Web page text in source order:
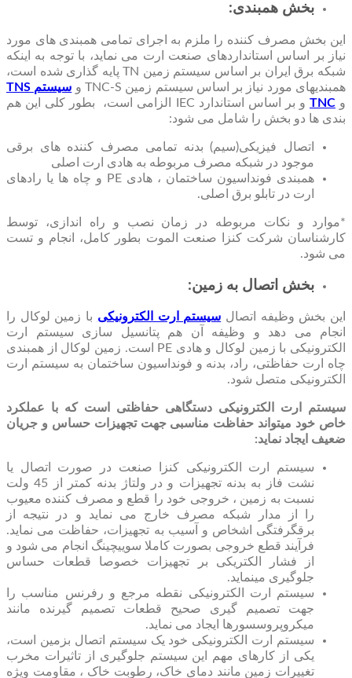
بخش همبندی:
این بخش مصرف کننده را ملزم به اجرای تمامی همبندی‏ های مورد
نیاز بر اساس استانداردهای صنعت ارت می ‏نماید، با توجه به اینکه
شبکه برق ایران بر اساس سیستم زمین TN پایه‏ گذاری شده است،
همبندی‏های مورد نیاز بر اساس سیستم زمین TNC-S و
سیستم TNS
وTNC
و بر اساس استاندارد IEC الزامی است، بطور کلی این هم‏
بندی ها دو بخش را شامل می شود:
اتصال فیزیکی(سیم) بدنه تمامی مصرف کننده‏ های برقی
موجود در شبکه مصرف مربوطه به هادی ارت اصلی
همبندی فونداسیون ساختمان ، هادی PE و چاه ‏ها یا رادهای
ارت در تابلو برق اصلی.
*موارد و نکات مربوطه در زمان نصب و راه اندازی، توسط
کارشناسان شرکت کنزا صنعت الموت بطور کامل، انجام و تست
می ‏شود.
بخش اتصال به زمین:
این بخش وظیفه اتصال سیستم ارت الکترونیکی با زمین لوکال را
انجام می ‏دهد و وظیفه آن هم پتانسیل سازی سیستم ارت
الکترونیکی با زمین لوکال و هادی PE است. زمین لوکال از همبندی
چاه ارت حفاظتی، راد، بدنه و فونداسیون ساختمان به سیستم ارت
الکترونیکی متصل شود.
سیستم ارت الکترونیکی دستگاهی حفاظتی است که با عملکرد
خاص خود می‏تواند حفاظت مناسبی جهت تجهیزات حساس و جریان
ضعیف ایجاد نماید:
سیستم ارت الکترونیکی کنزا صنعت در صورت اتصال یا
نشت فاز به بدنه تجهیزات و در ولتاژ بدنه کمتر از 45 ولت
نسبت به زمین ، خروجی خود را قطع و مصرف کننده معیوب
را از مدار شبکه مصرف خارج می نماید و در نتیجه از
برقگرفتگی اشخاص و آسیب به تجهیزات، حفاظت می‏ نماید.
فرآیند قطع خروجی بصورت کاملا سوییچینگ انجام می ‏شود و
از فشار الکتریکی بر تجهیزات خصوصا قطعات حساس
جلوگیری می‏نماید.
سیستم ارت الکترونیکی نقطه مرجع و رفرنس مناسب را
جهت تصمیم‏ گیری صحیح‏ قطعات تصمیم‏ گیرنده مانند
میکروپروسسورها ایجاد می نماید.
سیستم ارت الکترونیکی خود یک سیستم اتصال بزمین است،
یکی از کارهای مهم این سیستم جلوگیری از تاثیرات مخرب
تغییرات زمین مانند دمای خاک، رطوبت خاک ، مقاومت ویژه